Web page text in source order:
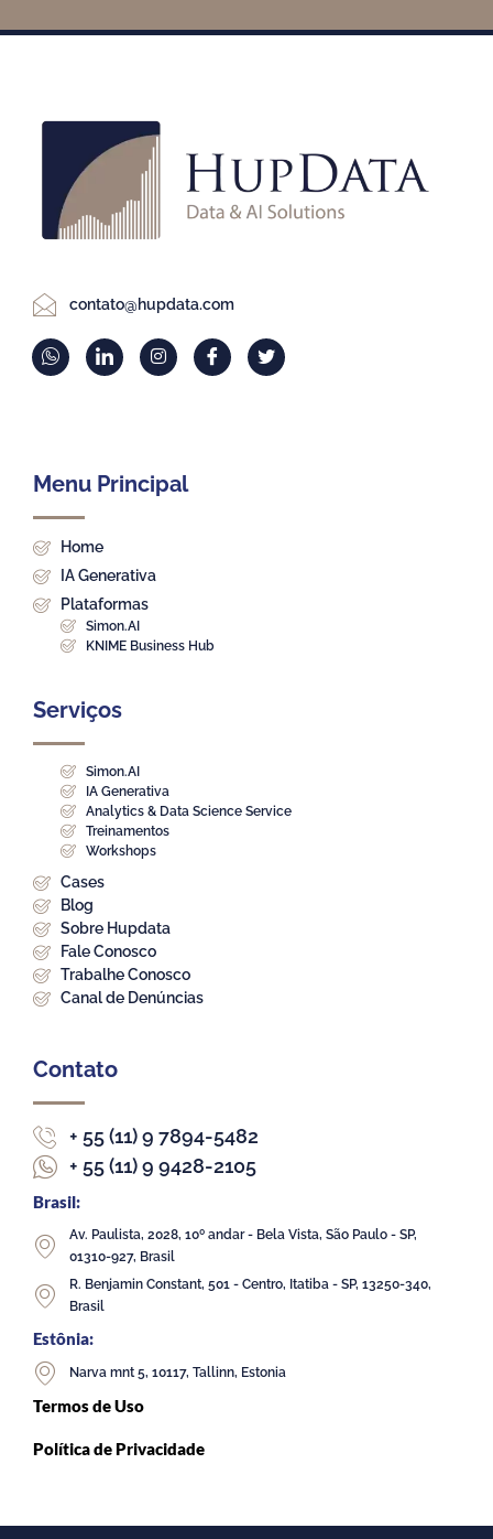
contato@hupdata.com
Menu Principal
Home
IA Generativa
Plataformas
Simon.AI
KNIME Business Hub
Serviços
Simon.AI
IA Generativa
Analytics & Data Science Service
Treinamentos
Workshops
Cases
Blog
Sobre Hupdata
Fale Conosco
Trabalhe Conosco
Canal de Denúncias
Contato
+ 55 (11) 9 7894-5482
+ 55 (11) 9 9428-2105
Brasil:
Av. Paulista, 2028, 10º andar - Bela Vista, São Paulo - SP,
01310-927, Brasil
R. Benjamin Constant, 501 - Centro, Itatiba - SP, 13250-340,
Brasil
Estônia:
Narva mnt 5, 10117, Tallinn, Estonia
Termos de Uso
Política de Privacidade